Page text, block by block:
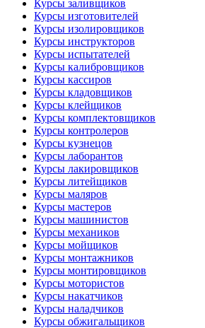
Курсы заливщиков
Курсы изготовителей
Курсы изолировщиков
Курсы инструкторов
Курсы испытателей
Курсы калибровщиков
Курсы кассиров
Курсы кладовщиков
Курсы клейщиков
Курсы комплектовщиков
Курсы контролеров
Курсы кузнецов
Курсы лаборантов
Курсы лакировщиков
Курсы литейщиков
Курсы маляров
Курсы мастеров
Курсы машинистов
Курсы механиков
Курсы мойщиков
Курсы монтажников
Курсы монтировщиков
Курсы мотористов
Курсы накатчиков
Курсы наладчиков
Курсы обжигальщиков